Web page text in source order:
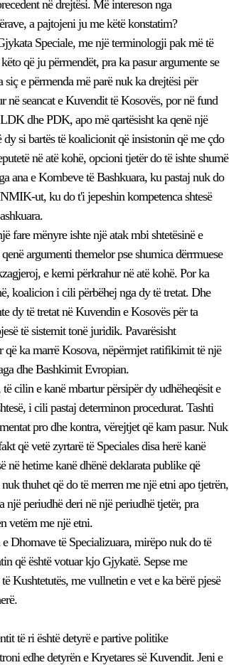
në drejtësi. Më intereson nga
a pajtojeni ju me këtë konstatim?
Speciale, me një terminologji pak më të
që ju përmendët, pra ka pasur argumente se
e përmenda më parë nuk ka drejtësi për
në seancat e Kuvendit të Kosovës, por në fund
dhe PDK, apo më qartësisht ka qenë një
si bartës të koalicionit që insistonin që me çdo
në atë kohë, opcioni tjetër do të ishte shumë
ana e Kombeve të Bashkuara, ku pastaj nuk do
ut, ku do t'i jepeshin kompetenca shtesë
fare mënyre ishte një atak mbi shtetësinë e
argumenti themelor pse shumica dërrmuese
e kemi përkrahur në atë kohë. Por ka
koalicion i cili përbëhej nga dy të tretat. Dhe
dy të tretat në Kuvendin e Kosovës për ta
të sistemit tonë juridik. Pavarësisht
ka marrë Kosova, nëpërmjet ratifikimit të një
dhe Bashkimit Evropian.
cilin e kanë mbartur përsipër dy udhëheqësit e
i cili pastaj determinon procedurat. Tashti
pro dhe kontra, vërejtjet që kam pasur. Nuk
që vetë zyrtarë të Speciales disa herë kanë
në hetime kanë dhënë deklarata publike që
thuhet që do të merren me një etni apo tjetrën,
periudhë deri në një periudhë tjetër, pra
vetëm me një etni.
Dhomave të Specializuara, mirëpo nuk do të
që është votuar kjo Gjykatë. Sepse me
Kushtetutës, me vullnetin e vet e ka bërë pjesë
të ri është detyrë e partive politike
edhe detyrën e Kryetares së Kuvendit. Jeni e